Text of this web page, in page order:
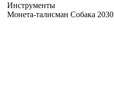
Инструменты
Монета-талисман Собака 2030